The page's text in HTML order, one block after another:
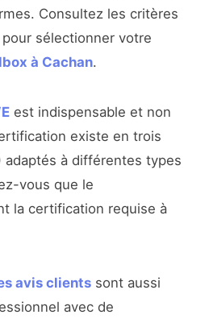
Consultez les critères
sélectionner votre
à Cachan.
est indispensable et non
existe en trois
adaptés à différentes types
vous que le
la certification requise à
avis clients sont aussi
avec de